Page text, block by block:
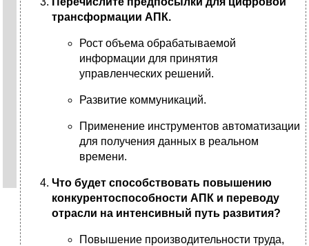
трансформации АПК.
Рост объема обрабатываемой
информации для принятия
управленческих решений.
Развитие коммуникаций.
Применение инструментов автоматизации
для получения данных в реальном
времени.
Что будет способствовать повышению
конкурентоспособности АПК и переводу
отрасли на интенсивный путь развития?
Повышение производительности труда,